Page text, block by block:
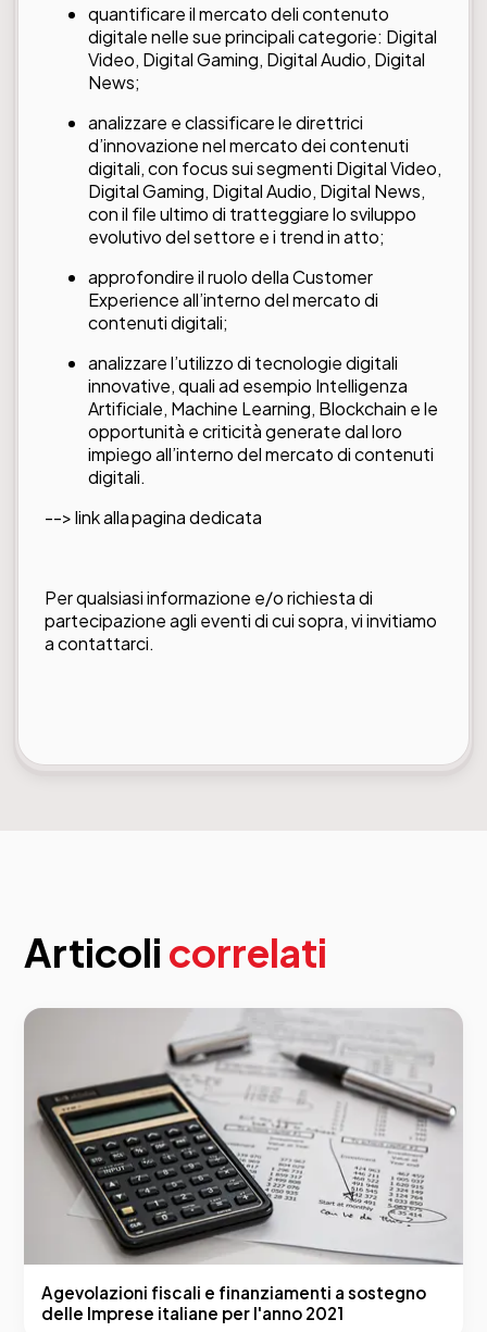
quantificare il mercato deli contenuto
digitale nelle sue principali categorie: Digital
Video, Digital Gaming, Digital Audio, Digital
News;
analizzare e classificare le direttrici
d’innovazione nel mercato dei contenuti
digitali, con focus sui segmenti Digital Video,
Digital Gaming, Digital Audio, Digital News,
con il file ultimo di tratteggiare lo sviluppo
evolutivo del settore e i trend in atto;
approfondire il ruolo della Customer
Experience all’interno del mercato di
contenuti digitali;
analizzare l’utilizzo di tecnologie digitali
innovative, quali ad esempio Intelligenza
Artificiale, Machine Learning, Blockchain e le
opportunità e criticità generate dal loro
impiego all’interno del mercato di contenuti
digitali.
--> link allapagina dedicata
Per qualsiasi informazione e/o richiesta di
partecipazione agli eventi di cui sopra, vi invitiamo
a contattarci.
Articoli correlati
Agevolazioni fiscali e finanziamenti a sostegno
delle Imprese italiane per l'anno 2021